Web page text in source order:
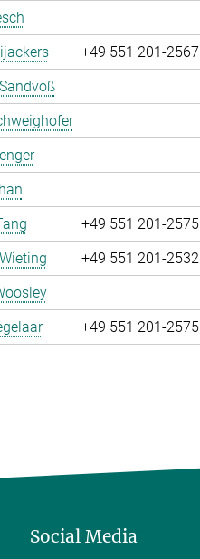
+49 551 201-2567
+49 551 201-2575
+49 551 201-2532
+49 551 201-2575
Social Media